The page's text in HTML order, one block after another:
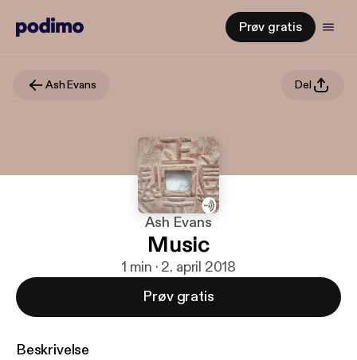
Prøv gratis
Ash Evans Del
Ash Evans
Music
1 min · 2. april 2018
Prøv gratis
Beskrivelse